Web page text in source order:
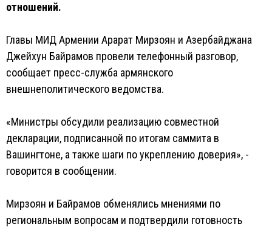
отношений.
Главы МИД Армении Арарат Мирзоян и Азербайджана
Джейхун Байрамов провели телефонный разговор,
сообщает пресс-служба армянского
внешнеполитического ведомства.
«Министры обсудили реализацию совместной
декларации, подписанной по итогам саммита в
Вашингтоне, а также шаги по укреплению доверия», -
говорится в сообщении.
Мирзоян и Байрамов обменялись мнениями по
региональным вопросам и подтвердили готовность